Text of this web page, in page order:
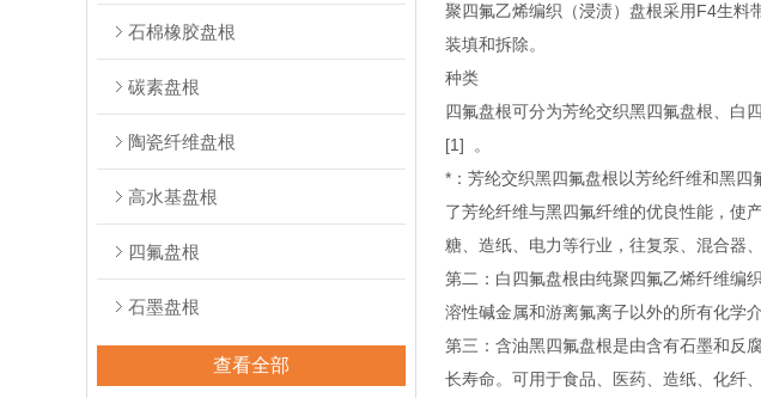
石棉橡胶盘根
碳素盘根
陶瓷纤维盘根
高水基盘根
四氟盘根
石墨盘根
查看全部
聚四氟乙烯编织（浸渍）盘根采用F4生料
装填和拆除。
种类
四氟盘根可分为芳纶交织黑四氟盘根、白
[1] 。
*：芳纶交织黑四氟盘根以芳纶纤维和黑
了芳纶纤维与黑四氟纤维的优良性能，使
糖、造纸、电力等行业，往复泵、混合器
第二：白四氟盘根由纯聚四氟乙烯纤维编
溶性碱金属和游离氟离子以外的所有化学介
第三：含油黑四氟盘根是由含有石墨和反
长寿命。可用于食品、医药、造纸、化纤